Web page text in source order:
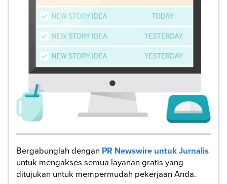
Bergabunglah dengan PR Newswire untuk Jurnalis
untuk mengakses semua layanan gratis yang
ditujukan untuk mempermudah pekerjaan Anda.